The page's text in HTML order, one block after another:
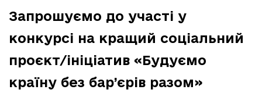
Запрошуємо до участі у
конкурсі на кращий соціальний
проєкт/ініціатив «Будуємо
країну без бар’єрів разом»